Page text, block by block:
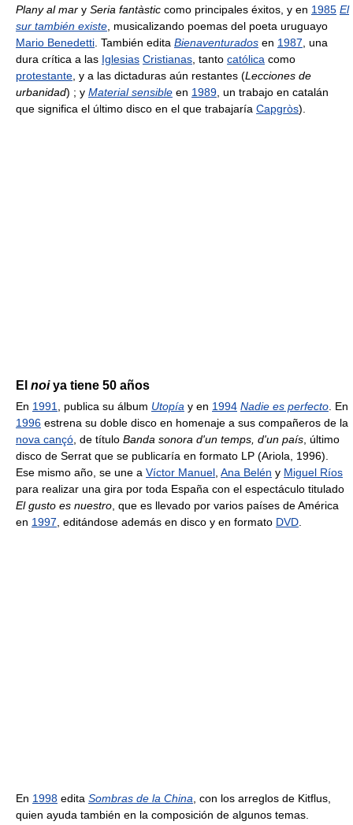
Plany al mar y Seria fantàstic como principales éxitos, y en 1985 El
sur también existe , musicalizando poemas del poeta uruguayo
Mario Benedetti . También edita Bienaventurados en 1987 , una
dura crítica a las Iglesias Cristianas , tanto católica como
protestante , y a las dictaduras aún restantes (Lecciones de
urbanidad) ; y Material sensible en 1989 , un trabajo en catalán
que significa el último disco en el que trabajaría Capgròs).
El noiya tiene 50 años
En 1991 , publica su álbum Utopía y en 1994 Nadie es perfecto . En
1996 estrena su doble disco en homenaje a sus compañeros de la
nova cançó , de título Banda sonora d'un temps, d'un país , último
disco de Serrat que se publicaría en formato LP (Ariola, 1996).
Ese mismo año, se une a Víctor Manuel Ana Belén y Miguel Ríos
para realizar una gira por toda España con el espectáculo titulado
El gusto es nuestro , que es llevado por varios países de América
en 1997 , editándose además en disco y en formato DVD
En 1998 edita Sombras de la China , con los arreglos de Kitflus,
quien ayuda también en la composición de algunos temas.